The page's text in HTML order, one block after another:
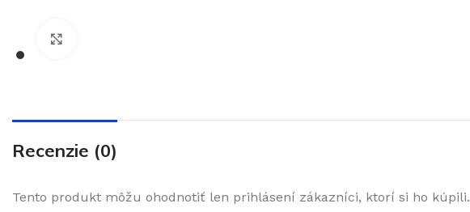
Recenzie (0)
Tento produkt môžu ohodnotiť len prihlásení zákazníci, ktorí si ho kúpili.